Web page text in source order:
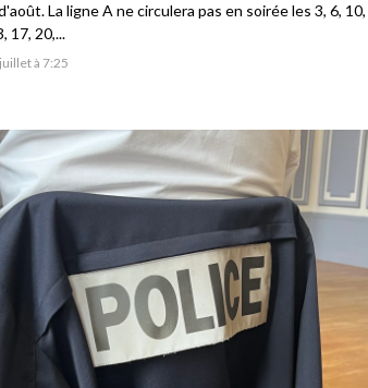
à 7:25
La ligne A ne circulera pas en soirée les 3, 6, 10,
17, 20,...